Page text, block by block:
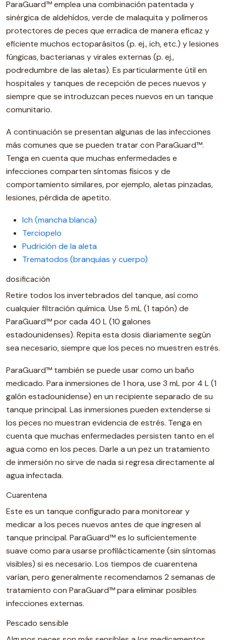
ParaGuard™ emplea una combinación patentada y
sinérgica de aldehídos, verde de malaquita y polímeros
protectores de peces que erradica de manera eficaz y
eficiente muchos ectoparásitos (p. ej., ich, etc.) y lesiones
fúngicas, bacterianas y virales externas (p. ej.,
podredumbre de las aletas). Es particularmente útil en
hospitales y tanques de recepción de peces nuevos y
siempre que se introduzcan peces nuevos en un tanque
comunitario.
A continuación se presentan algunas de las infecciones
más comunes que se pueden tratar con ParaGuard™.
Tenga en cuenta que muchas enfermedades e
infecciones comparten síntomas físicos y de
comportamiento similares, por ejemplo, aletas pinzadas,
lesiones, pérdida de apetito.
Ich (mancha blanca)
Terciopelo
Pudrición de la aleta
Trematodos (branquias y cuerpo)
dosificación
Retire todos los invertebrados del tanque, así como
cualquier filtración química. Use 5 mL (1 tapón) de
ParaGuard™ por cada 40 L (10 galones
estadounidenses). Repita esta dosis diariamente según
sea necesario, siempre que los peces no muestren estrés.
ParaGuard™ también se puede usar como un baño
medicado. Para inmersiones de 1 hora, use 3 mL por 4 L (1
galón estadounidense) en un recipiente separado de su
tanque principal. Las inmersiones pueden extenderse si
los peces no muestran evidencia de estrés. Tenga en
cuenta que muchas enfermedades persisten tanto en el
agua como en los peces. Darle a un pez un tratamiento
de inmersión no sirve de nada si regresa directamente al
agua infectada.
Cuarentena
Este es un tanque configurado para monitorear y
medicar a los peces nuevos antes de que ingresen al
tanque principal. ParaGuard™ es lo suficientemente
suave como para usarse profilácticamente (sin síntomas
visibles) si es necesario. Los tiempos de cuarentena
varían, pero generalmente recomendamos 2 semanas de
tratamiento con ParaGuard™ para eliminar posibles
infecciones externas.
Pescado sensible